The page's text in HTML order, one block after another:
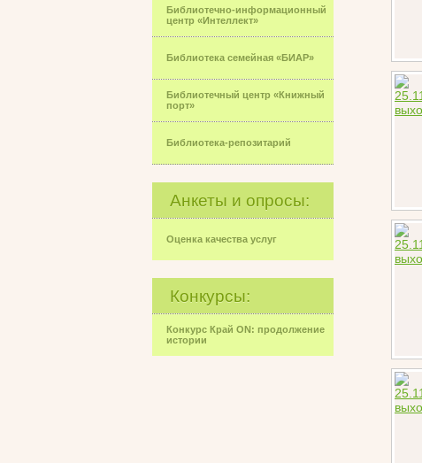
Библиотечно-информационный
центр «Интеллект»
Библиотека семейная «БИАР»
Библиотечный центр «Книжный
порт»
Библиотека-репозитарий
Анкеты и опросы:
Оценка качества услуг
Конкурсы:
Конкурс Край ON: продолжение
истории